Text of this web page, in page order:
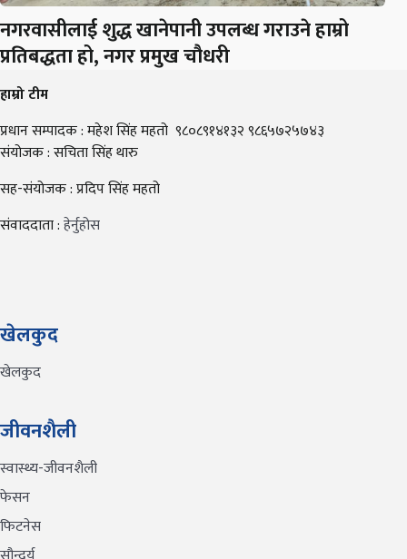
नगरवासीलाई शुद्ध खानेपानी उपलब्ध गराउने हाम्रो
प्रतिबद्धता हो, नगर प्रमुख चौधरी
हाम्रो टीम
प्रधान सम्पादक : महेश सिंह महतो ९८०८९१४१३२ ९८६५७२५७४३
संयोजक : सचिता सिंह थारु
सह-संयोजक : प्रदिप सिंह महतो
संवाददाता :हेर्नुहोस
खेलकुद
खेलकुद
जीवनशैली
स्वास्थ्य-जीवनशैली
फेसन
फिटनेस